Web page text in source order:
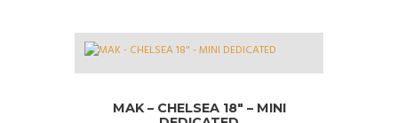
MAK – CHELSEA 18″ – MINI